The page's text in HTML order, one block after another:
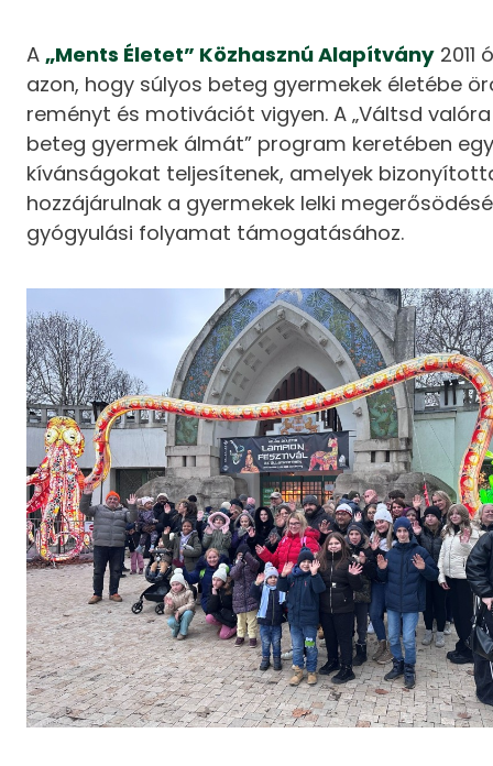
A„Ments Életet” Közhasznú Alapítvány 2011
azon, hogy súlyos beteg gyermekek életébe
reményt és motivációt vigyen. A „Váltsd
beteg gyermek álmát” program keretében
kívánságokat teljesítenek, amelyek
hozzájárulnak a gyermekek lelki
gyógyulási folyamat támogatásához.